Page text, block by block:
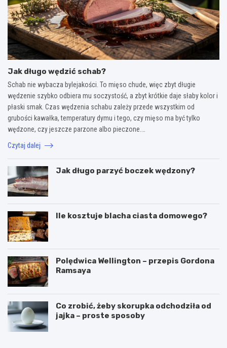
Jak długo wędzić schab?
Schab nie wybacza bylejakości. To mięso chude, więc zbyt długie
wędzenie szybko odbiera mu soczystość, a zbyt krótkie daje słaby kolor i
płaski smak. Czas wędzenia schabu zależy przede wszystkim od
grubości kawałka, temperatury dymu i tego, czy mięso ma być tylko
wędzone, czy jeszcze parzone albo pieczone.…
Czytaj dalej
Jak długo parzyć boczek wędzony?
Ile kosztuje blacha ciasta domowego?
Polędwica Wellington – przepis Gordona
Ramsaya
Co zrobić, żeby skorupka odchodziła od
jajka – proste sposoby
C
P